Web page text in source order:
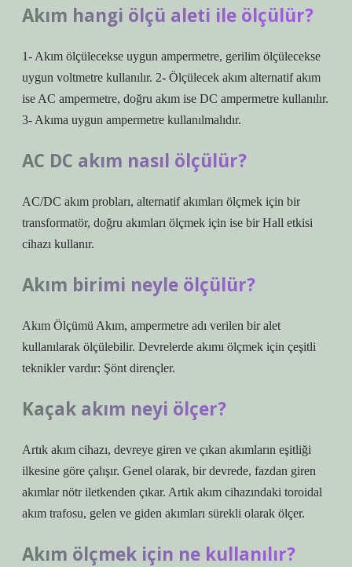
Akım hangi ölçü aleti ile ölçülür?
1- Akım ölçülecekse uygun ampermetre, gerilim ölçülecekse
uygun voltmetre kullanılır. 2- Ölçülecek akım alternatif akım
ise AC ampermetre, doğru akım ise DC ampermetre kullanılır.
3- Akıma uygun ampermetre kullanılmalıdır.
AC DC akım nasıl ölçülür?
AC/DC akım probları, alternatif akımları ölçmek için bir
transformatör, doğru akımları ölçmek için ise bir Hall etkisi
cihazı kullanır.
Akım birimi neyle ölçülür?
Akım Ölçümü Akım, ampermetre adı verilen bir alet
kullanılarak ölçülebilir. Devrelerde akımı ölçmek için çeşitli
teknikler vardır: Şönt dirençler.
Kaçak akım neyi ölçer?
Artık akım cihazı, devreye giren ve çıkan akımların eşitliği
ilkesine göre çalışır. Genel olarak, bir devrede, fazdan giren
akımlar nötr iletkenden çıkar. Artık akım cihazındaki toroidal
akım trafosu, gelen ve giden akımları sürekli olarak ölçer.
Akım ölçmek için ne kullanılır?